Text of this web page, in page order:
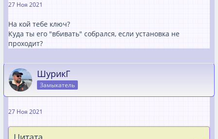
27 Ноя 2021
На кой тебе ключ?
Куда ты его "вбивать" собрался, если установка не
проходит?
ШурикГ
Замыкатель
27 Ноя 2021